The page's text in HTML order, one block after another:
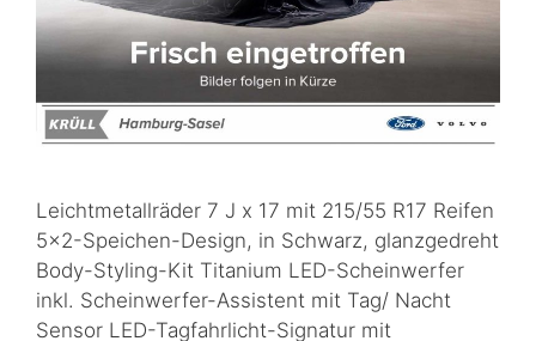
Leichtmetallräder 7 J x 17 mit 215/55 R17 Reifen
5×2-Speichen-Design, in Schwarz, glanzgedreht
Body-Styling-Kit Titanium LED-Scheinwerfer
inkl. Scheinwerfer-Assistent mit Tag/ Nacht
Sensor LED-Tagfahrlicht-Signatur mit